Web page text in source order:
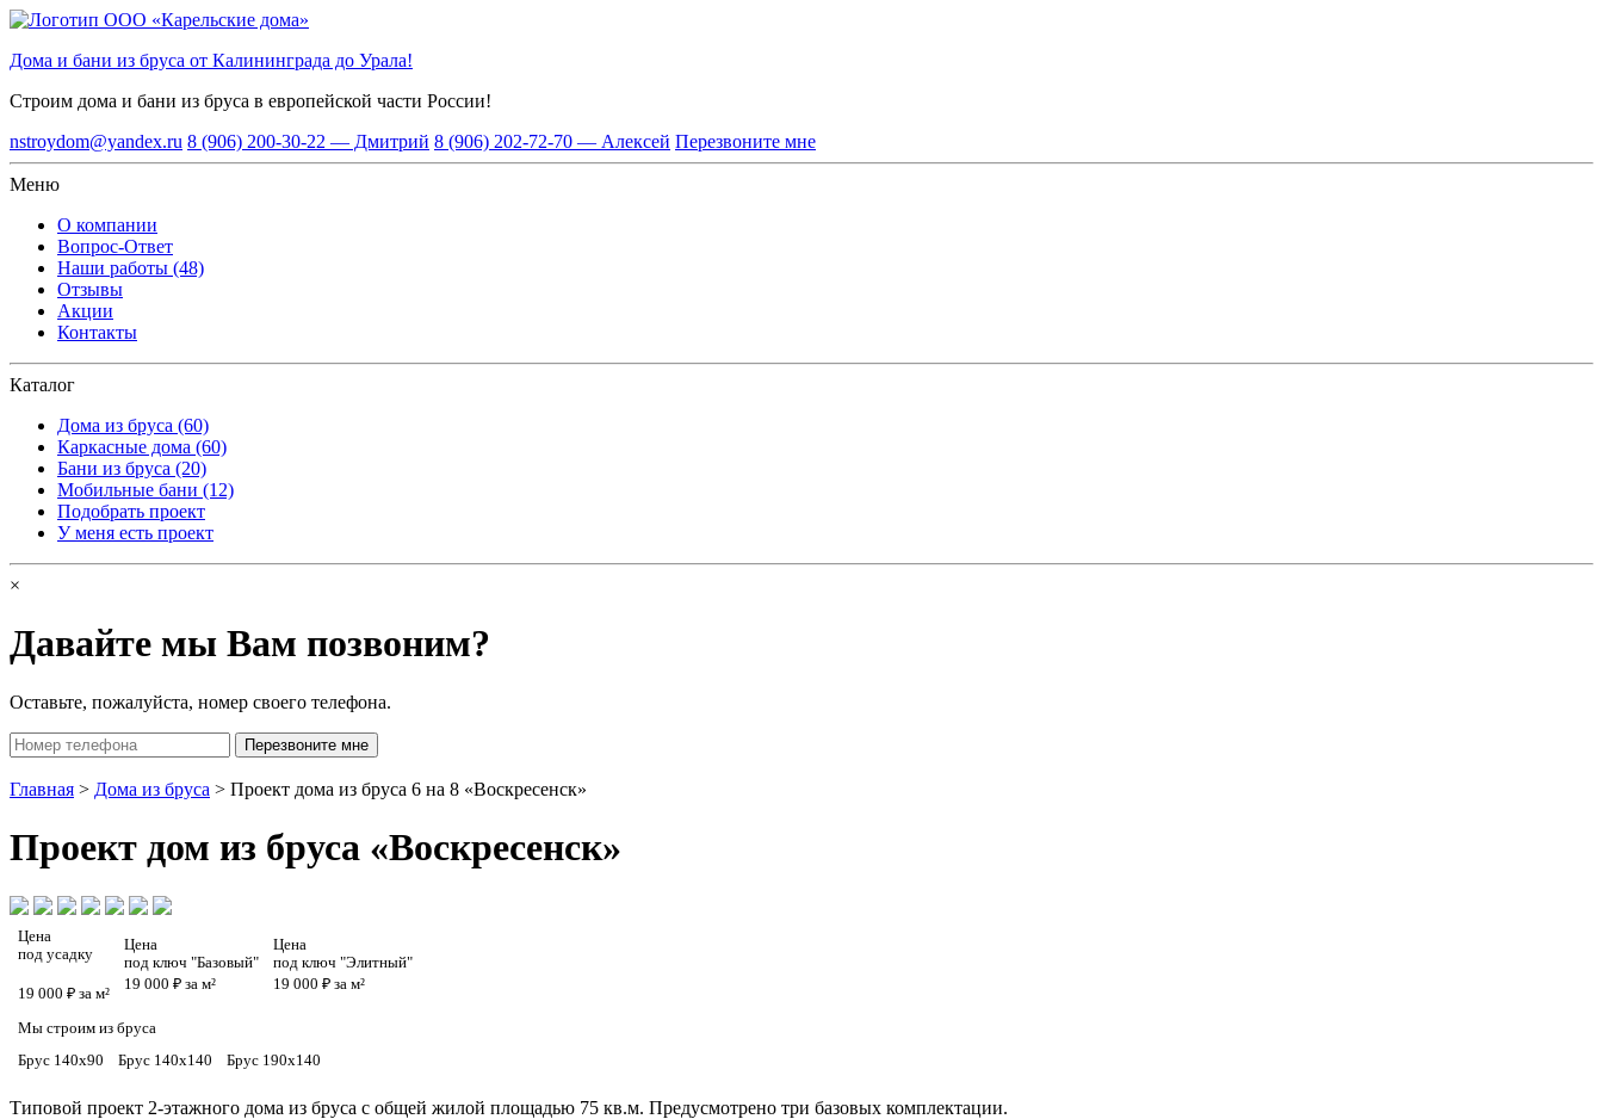
Дома и бани из бруса от Калининграда до Урала!
Строим дома и бани из бруса в европейской части России!
nstroydom@yandex.ru 8 (906) 200-30-22 — Дмитрий 8 (906) 202-72-70 — Алексей Перезвоните мне
Меню
О компании
Вопрос-Ответ
Наши работы (48)
Отзывы
Акции
Контакты
Каталог
Дома из бруса (60)
Каркасные дома (60)
Бани из бруса (20)
Мобильные бани (12)
Подобрать проект
У меня есть проект
×
Давайте мы Вам позвоним?
Оставьте, пожалуйста, номер своего телефона.
Главная > Дома из бруса > Проект дома из бруса 6 на 8 «Воскресенск»
Проект дом из бруса «Воскресенск»
Цена
под усадку
19 000 ₽ за м²
Цена
под ключ "Базовый"
19 000 ₽ за м²
Цена
под ключ "Элитный"
19 000 ₽ за м²
Мы строим из бруса
Брус 140х90
Брус 140х140 Брус 190х140
Типовой проект 2-этажного дома из бруса с общей жилой площадью 75 кв.м. Предусмотрено три базовых комплектации.